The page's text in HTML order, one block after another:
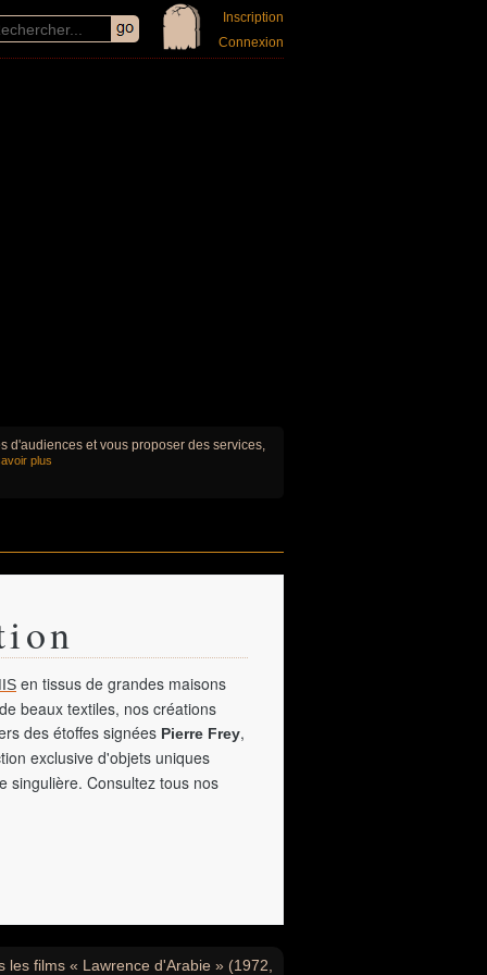
Inscription
Connexion
d'audiences et vous proposer des services,
plus
en tissus de grandes maisons
beaux textiles, nos créations
des étoffes signées Pierre Frey,
exclusive d'objets uniques
singulière. Consultez tous nos
films « Lawrence d'Arabie » (1972,